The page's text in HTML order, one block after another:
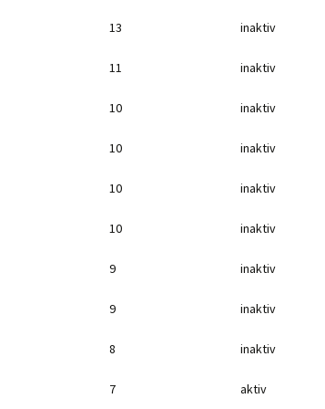
13 inaktiv
11 inaktiv
10 inaktiv
10 inaktiv
10 inaktiv
10 inaktiv
9 inaktiv
9 inaktiv
8 inaktiv
7 aktiv